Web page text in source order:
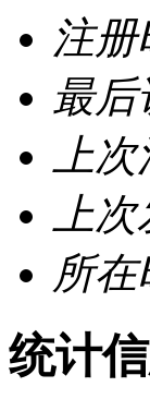
注册
最后
上
上
所在
统计